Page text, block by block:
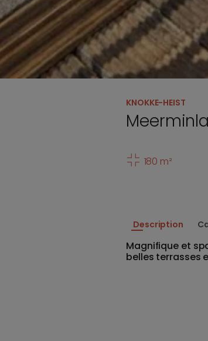
KNOKKE-HEIST
180 m²
Description
Magnifique et
belles terrasses